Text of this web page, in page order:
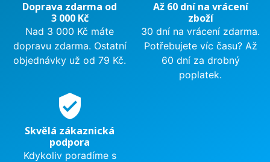
Doprava zdarma od
3 000 Kč
Nad 3 000 Kč máte
dopravu zdarma. Ostatní
objednávky už od 79 Kč.
Až 60 dní na vrácení
zboží
30 dní na vrácení zdarma.
Potřebujete víc času? Až
60 dní za drobný
poplatek.
verified_user
Skvělá zákaznická
podpora
Kdykoliv poradíme s